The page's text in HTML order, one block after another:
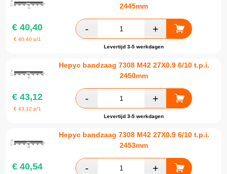
2445mm
€ 40,40
€40,40 p/1
Levertijd 3-5 werkdagen
Hepyc bandzaag 7308 M42 27X0.9 6/10 t.p.i.
2450mm
€ 43,12
€43,12 p/1
Levertijd 3-5 werkdagen
Hepyc bandzaag 7308 M42 27X0.9 6/10 t.p.i.
2453mm
€ 40,54